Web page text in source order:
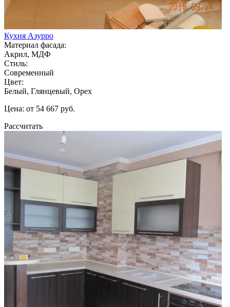
Кухня Азурро
Материал фасада:
Акрил, МДФ
Стиль:
Современный
Цвет:
Белый, Глянцевый, Орех
Цена: от 54 667 руб.
Рассчитать